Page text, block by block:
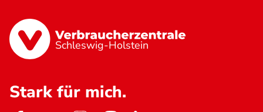
Schleswig-Holstein
Stark für mich.